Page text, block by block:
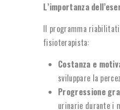
L’importanza
Il programma
fisioterapista:
Costanza e
sviluppare la
Progressione
urinarie durante i